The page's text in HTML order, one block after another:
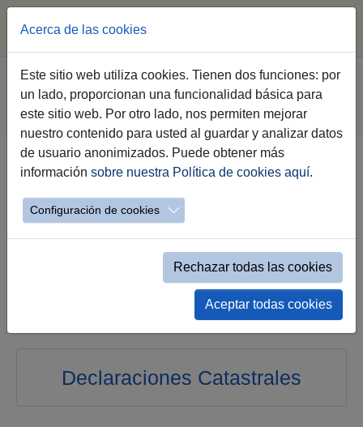
Saltar al contenido principal
Estás aquí:
Jerez.es
Webs Municipales
Recaudación y Servicios Tributarios
Información al Contribuyente
Información Tributaria
Información Tributaria
Cuestiones de Interés
Declaraciones Catastrales
Acerca de las cookies
Este sitio web utiliza cookies. Tienen dos funciones: por
un lado, proporcionan una funcionalidad básica para
este sitio web. Por otro lado, nos permiten mejorar
nuestro contenido para usted al guardar y analizar datos
de usuario anonimizados. Puede obtener más
información sobre nuestra Política de cookies aquí.
Configuración de cookies
Rechazar todas las cookies
Aceptar todas cookies